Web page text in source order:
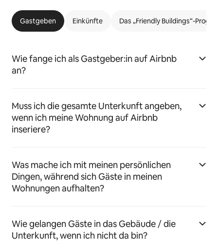
Gastgeben Einkünfte Das „Friendly Buildings“-
Wie fange ich als Gastgeber:in auf Airbnb
an?
Muss ich die gesamte Unterkunft angeben,
wenn ich meine Wohnung auf Airbnb
inseriere?
Was mache ich mit meinen persönlichen
Dingen, während sich Gäste in meinen
Wohnungen aufhalten?
Wie gelangen Gäste in das Gebäude / die
Unterkunft, wenn ich nicht da bin?